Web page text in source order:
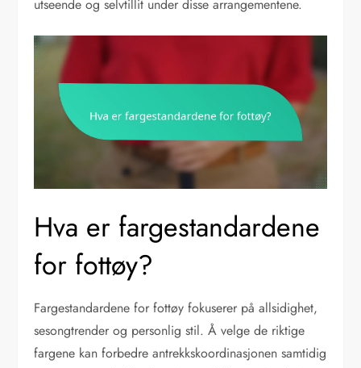
utseende og selvtillit under disse arrangementene.
Hva er fargestandardene
for fottøy?
Fargestandardene for fottøy fokuserer på allsidighet,
sesongtrender og personlig stil. Å velge de riktige
fargene kan forbedre antrekkskoordinasjonen samtidig